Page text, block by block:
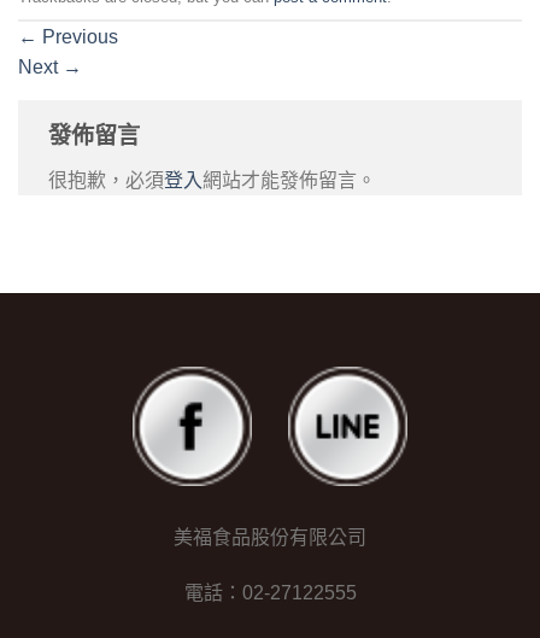
← Previous
Next →
發佈留言
很抱歉，必須登入網站才能發佈留言。
美福食品股份有限公司
電話：02-27122555